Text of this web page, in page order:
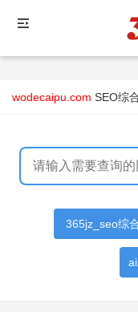
wodecaipu.com SEO综
365jz_seo综